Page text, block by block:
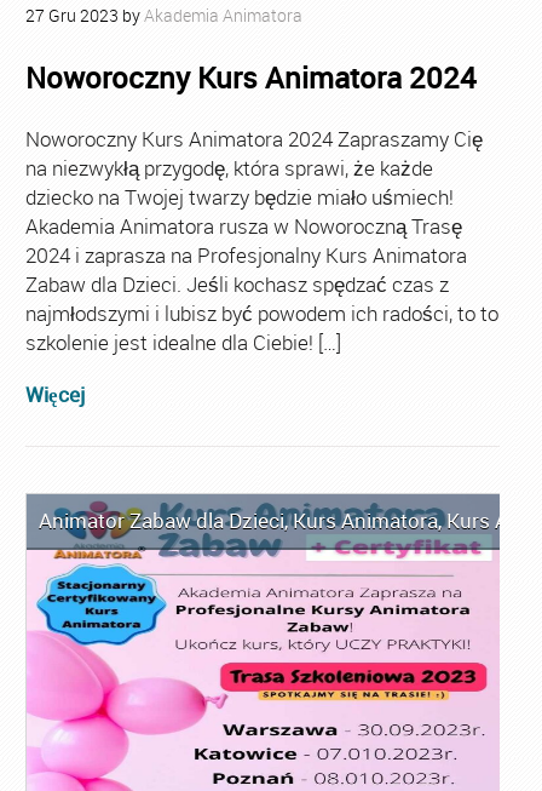
27 Gru 2023 byAkademia Animatora
Noworoczny Kurs Animatora 2024
Noworoczny Kurs Animatora 2024 Zapraszamy Cię
na niezwykłą przygodę, która sprawi, że każde
dziecko na Twojej twarzy będzie miało uśmiech!
Akademia Animatora rusza w Noworoczną Trasę
2024 i zaprasza na Profesjonalny Kurs Animatora
Zabaw dla Dzieci. Jeśli kochasz spędzać czas z
najmłodszymi i lubisz być powodem ich radości, to to
szkolenie jest idealne dla Ciebie! […]
Więcej
Animator Zabaw dla Dzieci,Kurs Animatora,Kurs